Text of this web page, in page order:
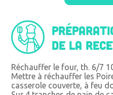
de la
Réchauffer le four, th. 6/7
Mettre à réchauffer les
casserole couverte, à feu